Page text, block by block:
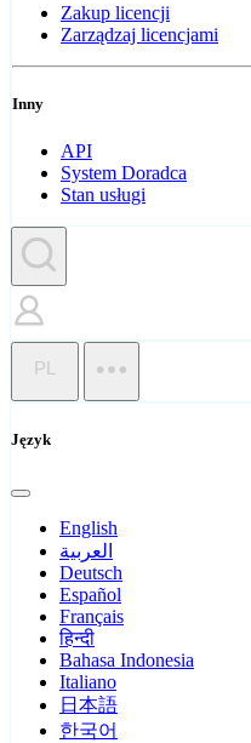
Zakup licencji
Zarządzaj licencjami
Inny
API
System Doradca
Stan usługi
PL
Język
English
العربية
Deutsch
Español
Français
हिन्दी
Bahasa Indonesia
Italiano
日本語
한국어